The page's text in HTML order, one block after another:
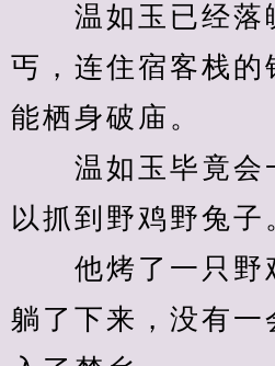
温如玉已经落
丐，连住宿客栈的
能栖身破庙。
温如玉毕竟会
以抓到野鸡野兔子
他烤了一只野
躺了下来，没有一